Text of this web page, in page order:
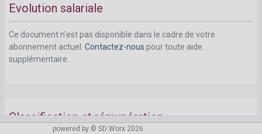
Evolution salariale
Ce document n'est pas disponible dans le cadre de votre
abonnement actuel. Contactez-nous pour toute aide
supplémentaire.
Classification et rémunération
powered by © SD Worx 2026